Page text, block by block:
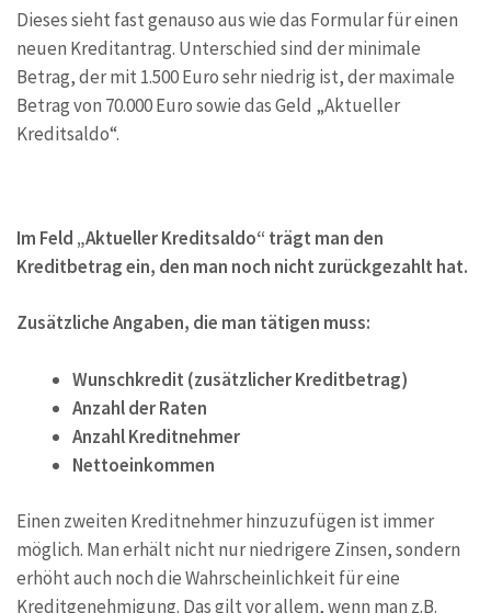
Dieses sieht fast genauso aus wie das Formular für einen
neuen Kreditantrag. Unterschied sind der minimale
Betrag, der mit 1.500 Euro sehr niedrig ist, der maximale
Betrag von 70.000 Euro sowie das Geld „Aktueller
Kreditsaldo“.
Im Feld „Aktueller Kreditsaldo“ trägt man den
Kreditbetrag ein, den man noch nicht zurückgezahlt hat.
Zusätzliche Angaben, die man tätigen muss:
Wunschkredit (zusätzlicher Kreditbetrag)
Anzahl der Raten
Anzahl Kreditnehmer
Nettoeinkommen
Einen zweiten Kreditnehmer hinzuzufügen ist immer
möglich. Man erhält nicht nur niedrigere Zinsen, sondern
erhöht auch noch die Wahrscheinlichkeit für eine
Kreditgenehmigung. Das gilt vor allem, wenn man z.B.